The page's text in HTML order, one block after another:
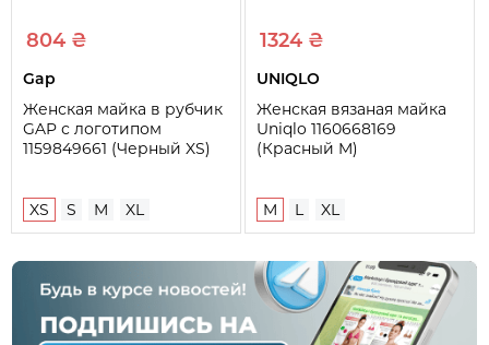
804 ₴
Gap
Женская майка в рубчик
GAP с логотипом
1159849661 (Черный XS)
XS S M XL
1324 ₴
UNIQLO
Женская вязаная майка
Uniqlo 1160668169
(Красный M)
M L XL